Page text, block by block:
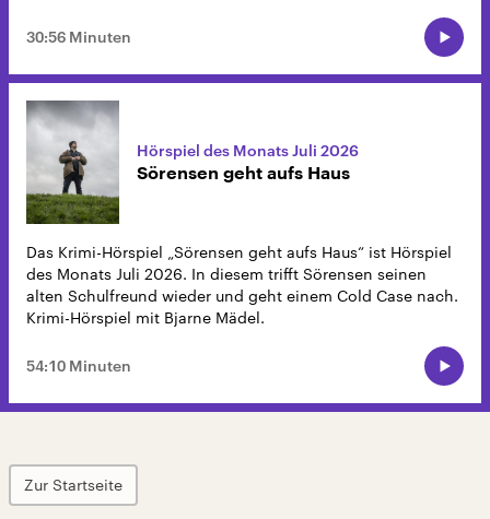
30:56 Minuten
Hörspiel des Monats Juli 2026
Sörensen geht aufs Haus
Das Krimi-Hörspiel „Sörensen geht aufs Haus“ ist Hörspiel
des Monats Juli 2026. In diesem trifft Sörensen seinen
alten Schulfreund wieder und geht einem Cold Case nach.
Krimi-Hörspiel mit Bjarne Mädel.
54:10 Minuten
Zur Startseite